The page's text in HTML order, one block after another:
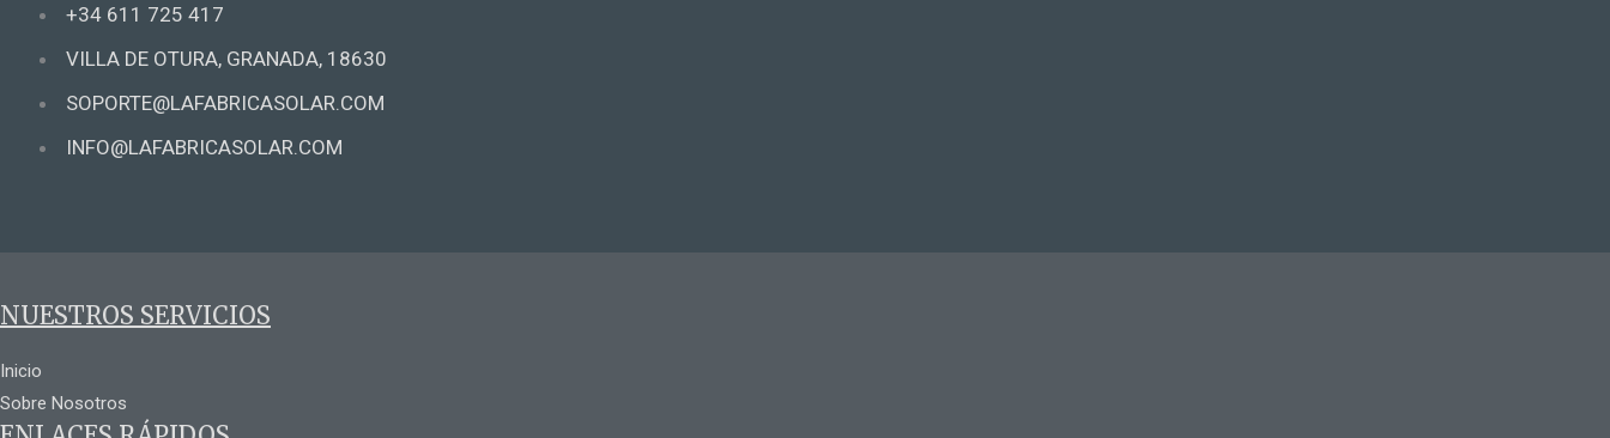
+34 611 725 417
VILLA DE OTURA, GRANADA, 18630
SOPORTE@LAFABRICASOLAR.COM
INFO@LAFABRICASOLAR.COM
NUESTROS SERVICIOS
Inicio
Sobre Nosotros